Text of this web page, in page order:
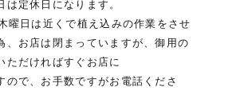
は定休日になります。
曜日は近くで植え込みの作業をさせ
、お店は閉まっていますが、御用の
ただければすぐお店に
ので、お手数ですがお電話くださ